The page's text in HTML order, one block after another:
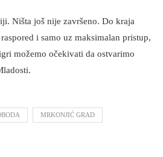
Ništa još nije završeno. Do kraja
i samo uz maksimalan pristup,
možemo očekivati da ostvarimo
MRKONJIĆ GRAD